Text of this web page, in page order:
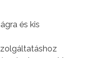
és kis